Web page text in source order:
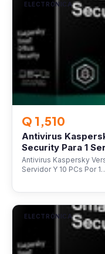
ELECTRÓNICA
Q 1,510
Antivirus
Security Para 1
Antivirus Kaspersky
Servidor Y 10 PCs Por
ELECTRÓNICA